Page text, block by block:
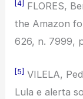
[4] FLORES,
the Amazon
626, n. 7999,
[5]
VILELA,
Lula e alerta